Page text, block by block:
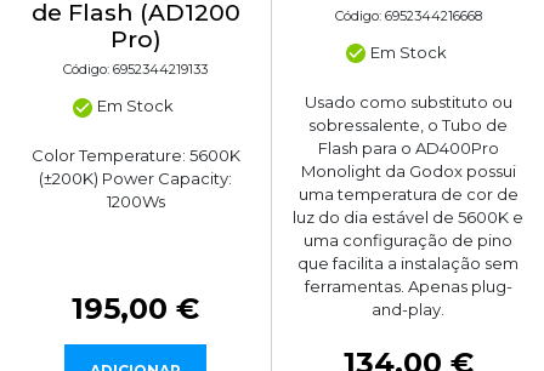
de Flash (AD1200
Pro)
Código: 6952344219133
Em Stock
Color Temperature: 5600K
(±200K) Power Capacity:
1200Ws
195,00 €
Código: 6952344216668
Em Stock
Usado como substituto ou
sobressalente, o Tubo de
Flash para o AD400Pro
Monolight da Godox possui
uma temperatura de cor de
luz do dia estável de 5600K e
uma configuração de pino
que facilita a instalação sem
ferramentas. Apenas plug-
and-play.
134,00 €